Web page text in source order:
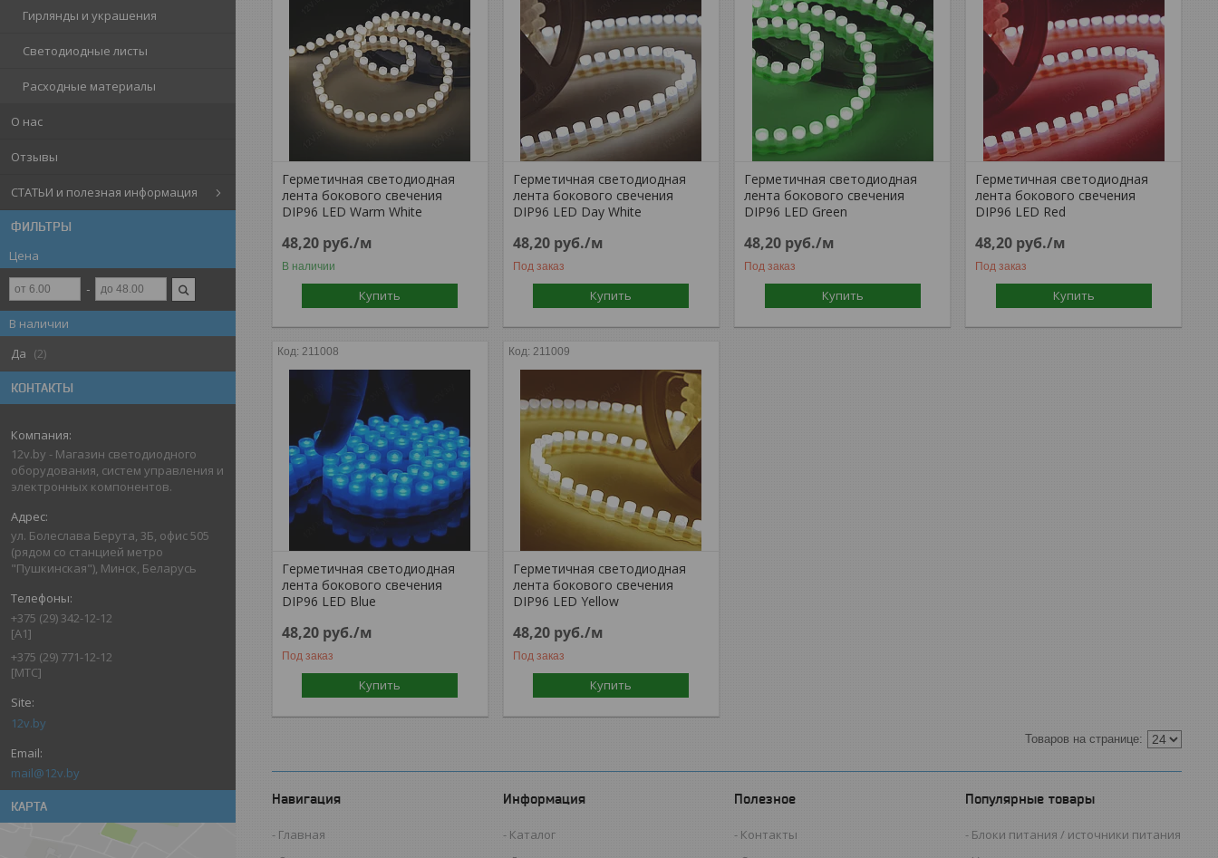
Гирлянды и украшения
Светодиодные листы
Расходные материалы
О нас
Отзывы
СТАТЬИ и полезная информация
ФИЛЬТРЫ
Цена
В наличии
Да
2
КОНТАКТЫ
12v.by - Магазин светодиодного
оборудования, систем управления и
электронных компонентов.
ул. Болеслава Берута, 3Б, офис 505
(рядом со станцией метро
"Пушкинская"), Минск, Беларусь
+375 (29) 342-12-12
[A1]
+375 (29) 771-12-12
[МТС]
12v.by
mail@12v.by
КАРТА
Герметичная светодиодная
лента бокового свечения
DIP96 LED Warm White
48,20 руб./м
В наличии
Купить
Герметичная светодиодная
лента бокового свечения
DIP96 LED Day White
48,20 руб./м
Под заказ
Купить
Герметичная светодиодная
лента бокового свечения
DIP96 LED Green
48,20 руб./м
Под заказ
Купить
Герметичная светодиодная
лента бокового свечения
DIP96 LED Red
48,20 руб./м
Под заказ
Купить
211008
Герметичная светодиодная
лента бокового свечения
DIP96 LED Blue
48,20 руб./м
Под заказ
Купить
211009
Герметичная светодиодная
лента бокового свечения
DIP96 LED Yellow
48,20 руб./м
Под заказ
Купить
Навигация
Главная
Информация
Каталог
Полезное
Контакты
Популярные товары
Блоки питания / источники питания